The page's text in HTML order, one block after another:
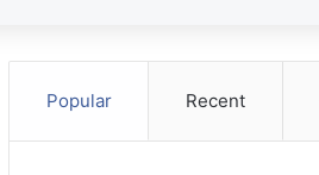
Popular Recent